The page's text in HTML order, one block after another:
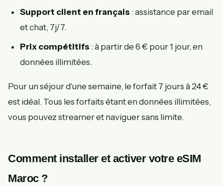
Support client en français : assistance par email
et chat, 7j/7.
Prix compétitifs : à partir de 6 € pour 1 jour, en
données illimitées.
Pour un séjour d'une semaine, le forfait 7 jours à 24 €
est idéal. Tous les forfaits étant en données illimitées,
vous pouvez streamer et naviguer sans limite.
Comment installer et activer votre eSIM
Maroc ?